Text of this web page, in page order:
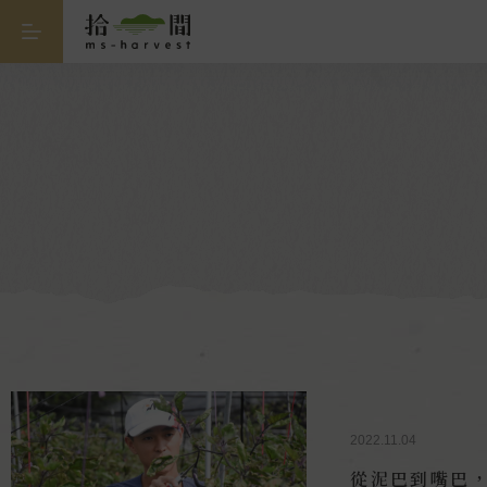
2022.11.04
從泥巴到嘴巴